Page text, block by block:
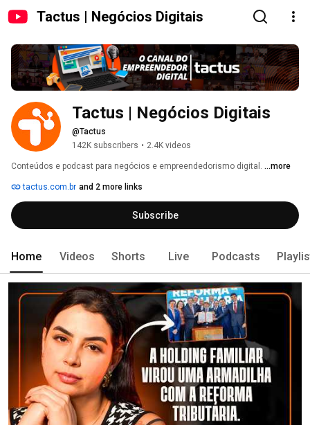
Tactus | Negócios Digitais
Tactus | Negócios Digitais
@Tactus
142K subscribers • 2.4K videos
Conteúdos e podcast para negócios e empreendedorismo digital. ...more
tactus.com.br and 2 more links
Subscribe
Home Videos Shorts Live Podcasts